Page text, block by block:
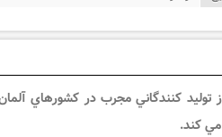
کنندگاني مجرب در کشورهاي
مي کند.